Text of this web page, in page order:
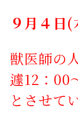
９月４日(
獣医師の
遽12：00
とさせて